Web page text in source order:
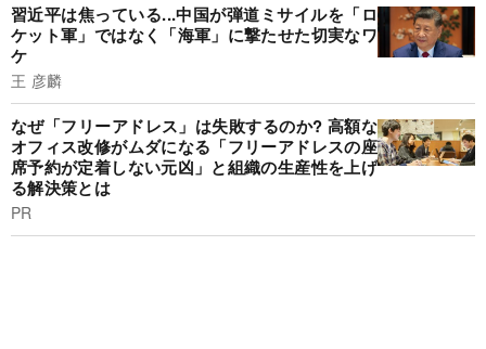
習近平は焦っている...中国が弾道ミサイルを「ロ
ケット軍」ではなく「海軍」に撃たせた切実なワ
ケ
王 彦麟
なぜ「フリーアドレス」は失敗するのか? 高額な
オフィス改修がムダになる「フリーアドレスの座
席予約が定着しない元凶」と組織の生産性を上げ
る解決策とは
PR